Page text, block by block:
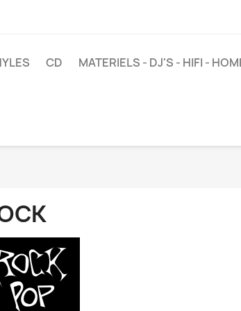
CD MATERIELS - DJ'S - HIFI -